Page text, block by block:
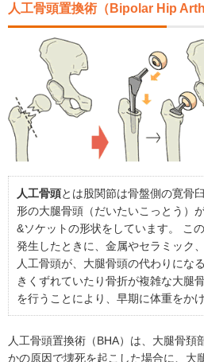
人工骨頭置換術（Bipolar Hip
人工骨頭とは股関節は骨盤側の寛骨
形の大腿骨頭（だいたいこっとう）
&ソケットの形状をしています。 こ
発生したときに、金属やセラミック
人工骨頭が、大腿骨頭の代わりにな
きくずれていたり骨折が複雑な大腿
を行うことにより、早期に体重をか
人工骨頭置換術（BHA）は、大腿骨頚
かの原因で壊死を起こした場合に、大